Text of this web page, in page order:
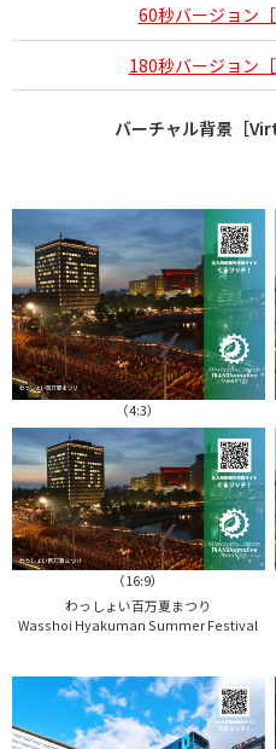
60秒バージョン
180秒バージョン
バーチャル背景［
（4:3）
（16:9）
わっしょい百万夏まつり
Wasshoi Hyakuman Summer Festival